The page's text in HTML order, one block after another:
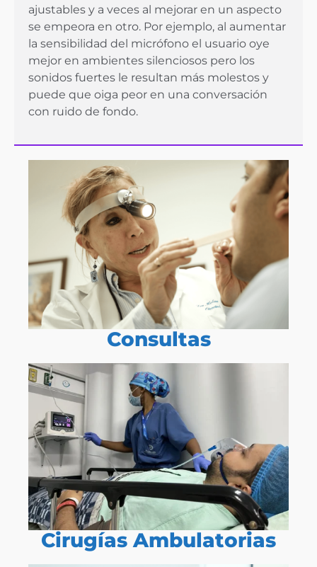
ajustables y a veces al mejorar en un aspecto
se empeora en otro. Por ejemplo, al aumentar
la sensibilidad del micrófono el usuario oye
mejor en ambientes silenciosos pero los
sonidos fuertes le resultan más molestos y
puede que oiga peor en una conversación
con ruido de fondo.
Consultas
Cirugías Ambulatorias